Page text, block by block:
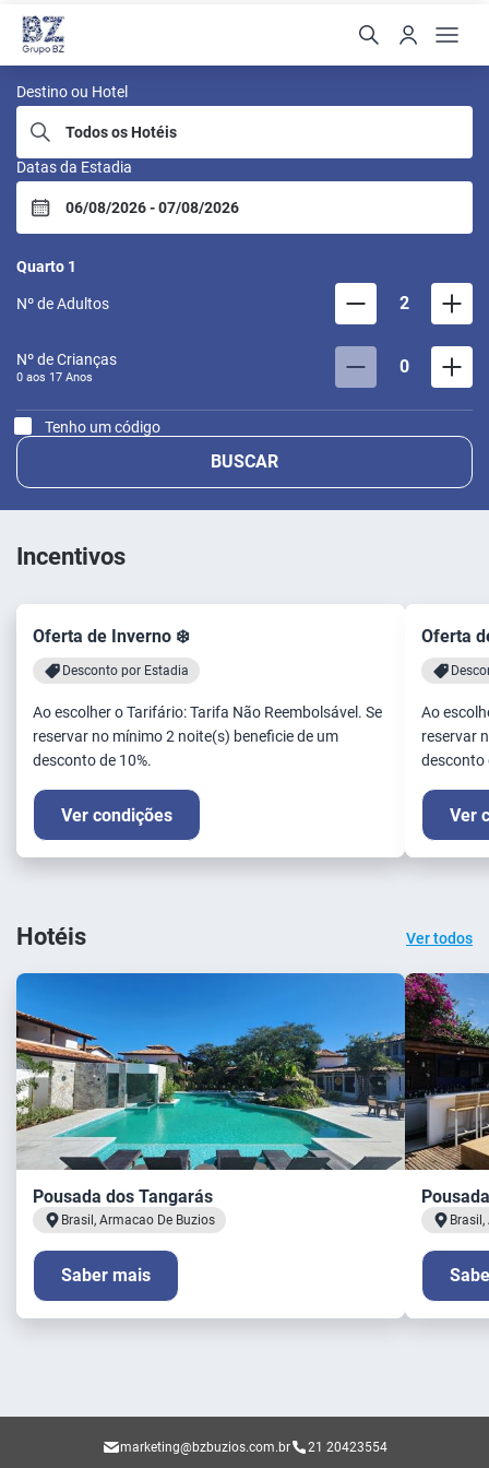
BZ Buzios
Destino ou Hotel
Datas da Estadia
Quarto 1
Nº de Adultos 2
Nº de Crianças
0 aos 17 Anos 0
Tenho um código
BUSCAR
Incentivos
Oferta de Inverno ❄️
Desconto por Estadia
Ao escolher o Tarifário: Tarifa Não Reembolsável. Se
reservar no mínimo 2 noite(s) beneficie de um
desconto de 10%.
Ver condições
Oferta
Ao
reservar
desconto
Ver
Hotéis Ver todos
Pousada dos Tangarás
Brasil, Armacao De Buzios
Saber mais
marketing@bzbuzios.com.br 21 20423554